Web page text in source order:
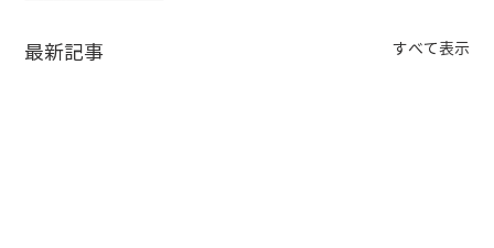
最新記事 すべて表示